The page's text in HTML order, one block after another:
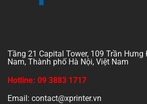
Tầng 21 Capital Tower, 109 Trần
Nam, Thành phố Hà Nội, Việt Nam
Hotline: 09 3883 1717
Email: contact@xprinter.vn